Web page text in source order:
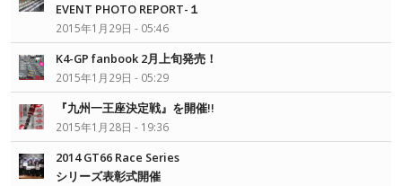
EVENT PHOTO REPORT-１
2015年1月29日 - 05:46
K4-GP fanbook 2月上旬発売！
2015年1月29日 - 05:29
『九州一王座決定戦』を開催!!
2015年1月28日 - 19:36
2014 GT66 Race Series
シリーズ表彰式開催